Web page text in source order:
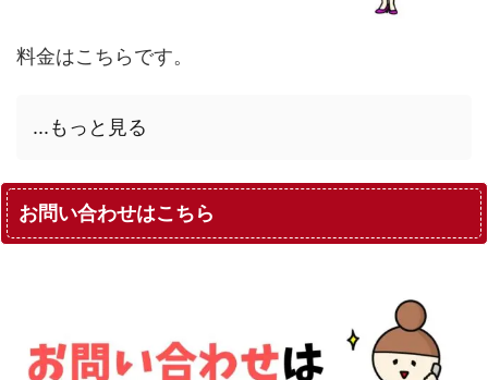
料金はこちらです。
...もっと見る
お問い合わせはこちら